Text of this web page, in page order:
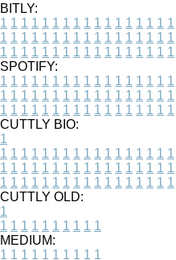
BITLY:
1 1 1 1 1 1 1 1 1 1 1 1 1 1 1 1 1
1 1 1 1 1 1 1 1 1 1 1 1 1 1 1 1 1
1 1 1 1 1 1 1 1 1 1 1 1 1 1 1 1 1
SPOTIFY:
1 1 1 1 1 1 1 1 1 1 1 1 1 1 1 1 1
1 1 1 1 1 1 1 1 1 1 1 1 1 1 1 1 1
1 1 1 1 1 1 1 1 1 1 1 1 1 1 1 1 1
CUTTLY BIO:
1
1 1 1 1 1 1 1 1 1 1 1 1 1 1 1 1 1
1 1 1 1 1 1 1 1 1 1 1 1 1 1 1 1 1
1 1 1 1 1 1 1 1 1 1 1 1 1 1 1 1 1
CUTTLY OLD:
1
1 1 1 1 1 1 1 1 1 1
MEDIUM:
1 1 1 1 1 1 1 1 1 1